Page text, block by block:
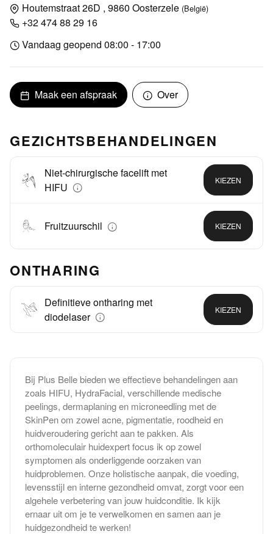
Houtemstraat 26D , 9860 Oosterzele (België)
+32 474 88 29 16
Vandaag geopend 08:00 - 17:00
Maak een afspraak Over
GEZICHTSBEHANDELINGEN
Niet-chirurgische facelift met
HIFU
KIEZEN
Fruitzuurschil KIEZEN
ONTHARING
Definitieve ontharing met
diodelaser
KIEZEN
Bij Plus Belle bieden we effectieve behandelingen aan
zoals HIFU, HydraFacial, verschillende medische
peelings, dermaplaning en microneedling met de
SkinPen om zowel acne, pigmentatie, roodheid en
huidveroudering gericht aan te pakken. Als
orthomoleculair huidexpert focus ik op zowel
symptomen als onderliggende oorzaken van
huidproblemen. Onze holistische aanpak, die voeding,
levensstijl en interne gezondheid omvat, zorgt voor een
algehele verbetering van jouw huidconditie. Ik kijk
ernaar uit om je te verwelkomen en samen aan je
huidgezondheid te werken!